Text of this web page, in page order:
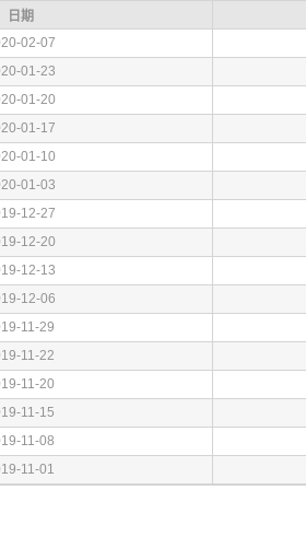
日期
02-07
01-23
01-20
01-17
01-10
01-03
12-27
12-20
12-13
12-06
11-29
11-22
11-20
11-15
11-08
11-01